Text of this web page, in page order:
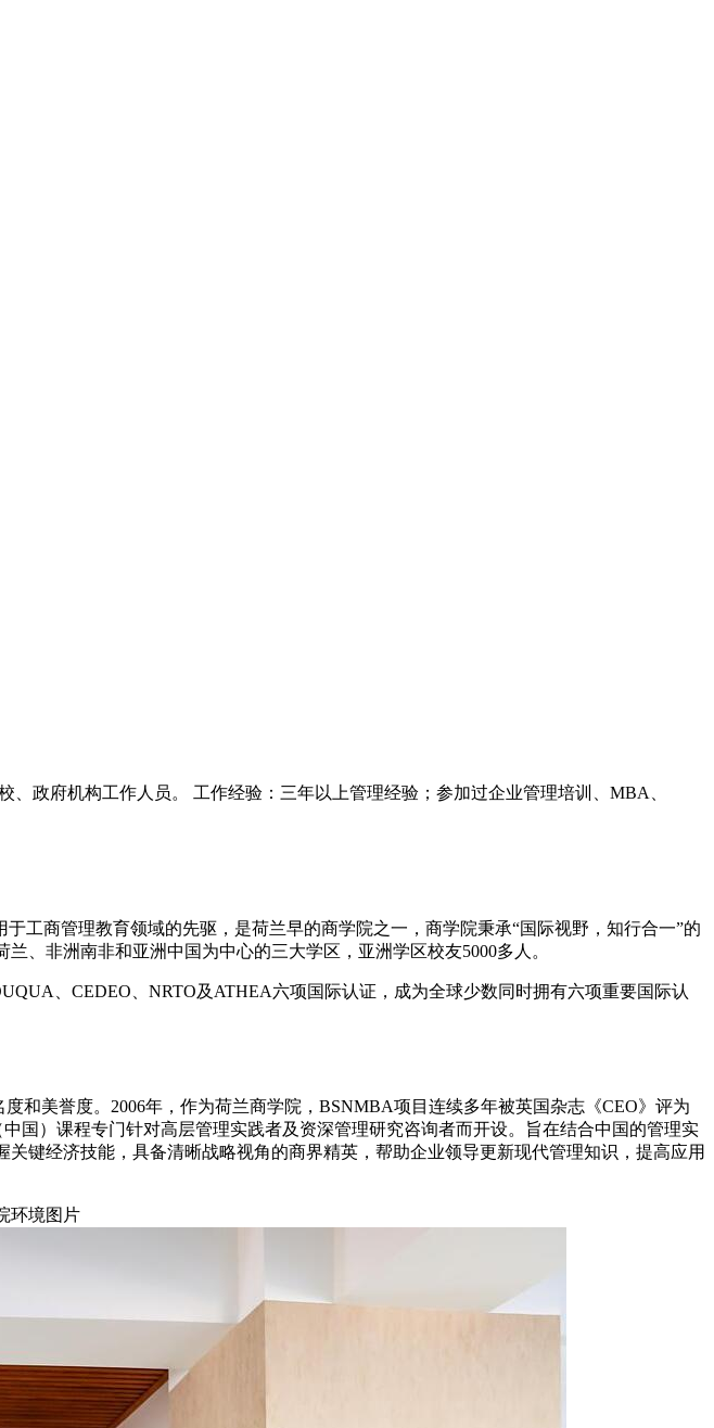
政府机构工作人员。 工作经验：三年以上管理经验；参加过企业管理培训、MBA、
工商管理教育领域的先驱，是荷兰早的商学院之一，商学院秉承“国际视野，知行合一”的
、非洲南非和亚洲中国为中心的三大学区，亚洲学区校友5000多人。
、CEDEO、NRTO及ATHEA六项国际认证，成为全球少数同时拥有六项重要国际认
和美誉度。2006年，作为荷兰商学院，BSNMBA项目连续多年被英国杂志《CEO》评为
国）课程专门针对高层管理实践者及资深管理研究咨询者而开设。旨在结合中国的管理实
键经济技能，具备清晰战略视角的商界精英，帮助企业领导更新现代管理知识，提高应用
环境图片